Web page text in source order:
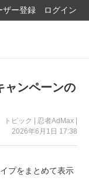
ザー登録 ログイン
ャンペーンの
トピック | 忍者AdMax |
2026年6月1日 17:38
プをまとめて表示